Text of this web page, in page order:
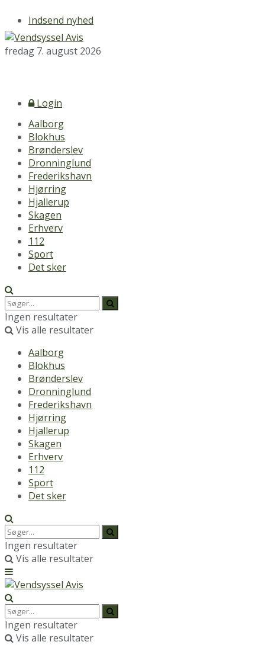
Indsend nyhed
fredag 7. august 2026
Login
Aalborg
Blokhus
Brønderslev
Dronninglund
Frederikshavn
Hjørring
Hjallerup
Skagen
Erhverv
112
Sport
Det sker
Ingen resultater
Vis alle resultater
Aalborg
Blokhus
Brønderslev
Dronninglund
Frederikshavn
Hjørring
Hjallerup
Skagen
Erhverv
112
Sport
Det sker
Ingen resultater
Vis alle resultater
Ingen resultater
Vis alle resultater